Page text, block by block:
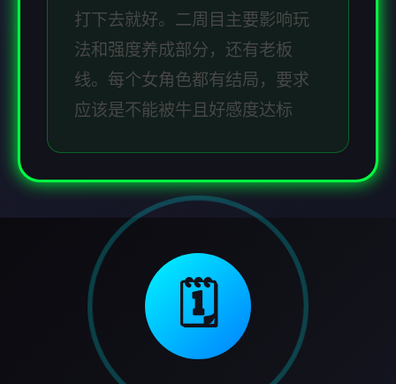
打下去就好。二周目主要影响玩
法和强度养成部分，还有老板
线。每个女角色都有结局，要求
应该是不能被牛且好感度达标
🗓️